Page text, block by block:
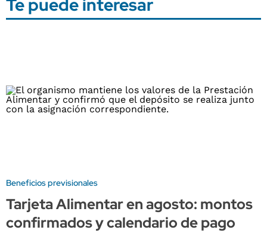
Beneficios previsionales
Tarjeta Alimentar en agosto: montos
confirmados y calendario de pago